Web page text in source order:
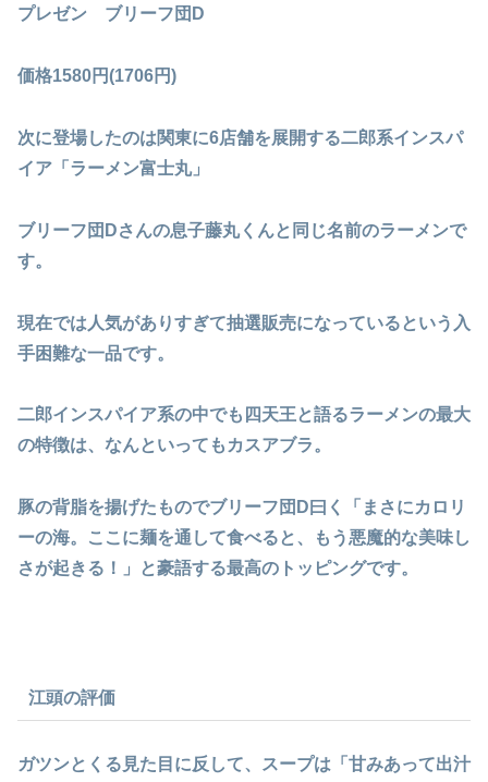
プレゼン ブリーフ団D
価格1580円(1706円)
次に登場したのは関東に6店舗を展開する二郎系インスパ
イア「ラーメン富士丸」
ブリーフ団Dさんの息子藤丸くんと同じ名前のラーメンで
す。
現在では人気がありすぎて抽選販売になっているという入
手困難な一品です。
二郎インスパイア系の中でも四天王と語るラーメンの最大
の特徴は、なんといってもカスアブラ。
豚の背脂を揚げたものでブリーフ団D曰く「まさにカロリ
ーの海。ここに麺を通して食べると、もう悪魔的な美味し
さが起きる！」と豪語する最高のトッピングです。
江頭の評価
ガツンとくる見た目に反して、スープは「甘みあって出汁